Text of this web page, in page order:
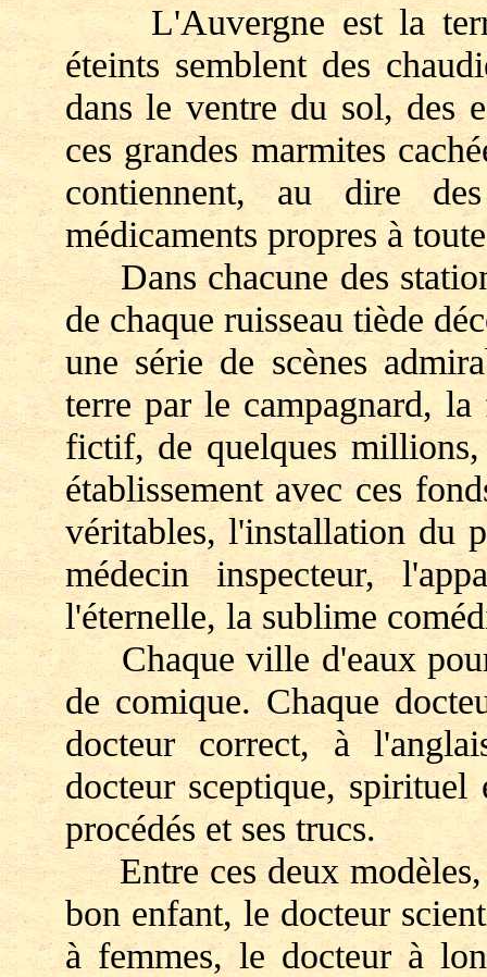
L'Auvergne est la terre
éteints semblent des
dans le ventre du sol, des
ces grandes marmites
contiennent, au dire
médicaments propres à
Dans chacune des
de chaque ruisseau tiède
une série de scènes
terre par le campagnard,
fictif, de quelques
établissement avec ces
véritables, l'installation du
médecin inspecteur,
l'éternelle, la sublime
Chaque ville d'eaux
de comique. Chaque
docteur correct, à
docteur sceptique,
procédés et ses trucs.
Entre ces deux modèles,
bon enfant, le docteur
à femmes, le docteur à